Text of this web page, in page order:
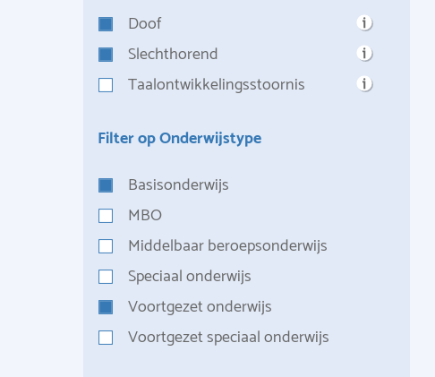
Doof
Slechthorend
Taalontwikkelingsstoornis
Filter op Onderwijstype
Basisonderwijs
MBO
Middelbaar beroepsonderwijs
Speciaal onderwijs
Voortgezet onderwijs
Voortgezet speciaal onderwijs